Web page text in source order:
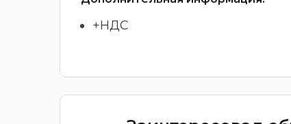
+НДС